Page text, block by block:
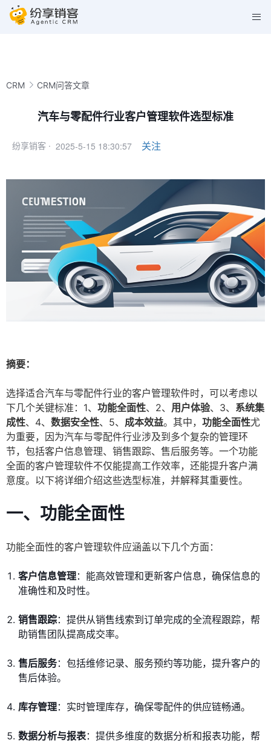
CRM CRM问答文章
汽车与零配件行业客户管理软件选型标准
纷享销客 · 2025-5-15 18:30:57 关注
摘要：
选择适合汽车与零配件行业的客户管理软件时，可以考虑以
下几个关键标准：1、 功能全面性、2、 用户体验、3、 系统集
成性、4、 数据安全性、5、 成本效益。其中， 功能全面性尤
为重要，因为汽车与零配件行业涉及到多个复杂的管理环
节，包括客户信息管理、销售跟踪、售后服务等。一个功能
全面的客户管理软件不仅能提高工作效率，还能提升客户满
意度。以下将详细介绍这些选型标准，并解释其重要性。
一、 功能全面性
功能全面性的客户管理软件应涵盖以下几个方面：
客户信息管理：能高效管理和更新客户信息，确保信息的
准确性和及时性。
销售跟踪：提供从销售线索到订单完成的全流程跟踪，帮
助销售团队提高成交率。
售后服务：包括维修记录、服务预约等功能，提升客户的
售后体验。
库存管理：实时管理库存，确保零配件的供应链畅通。
数据分析与报表：提供多维度的数据分析和报表功能，帮